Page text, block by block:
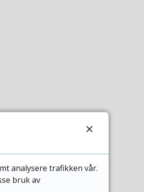
analysere trafikken vår.
bruk av